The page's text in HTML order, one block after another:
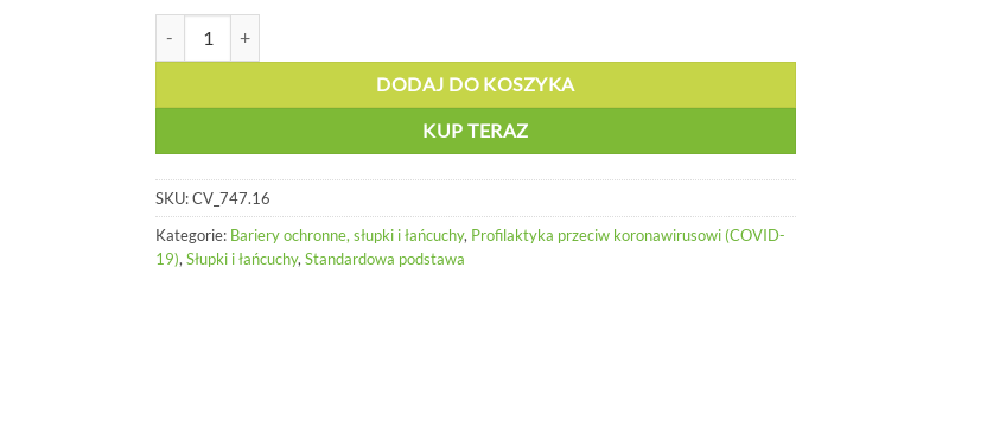
DODAJ DO KOSZYKA
KUP TERAZ
SKU:CV_747.16
Kategorie: Bariery ochronne, słupki i łańcuchy, Profilaktyka przeciw koronawirusowi (COVID-
19), Słupki i łańcuchy, Standardowa podstawa